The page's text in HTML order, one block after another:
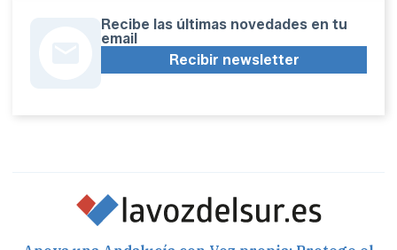
Recibe las últimas novedades en tu
email
Recibir newsletter